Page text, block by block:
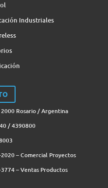
Industriales
Rosario / Argentina
/ 4390800
– Comercial Proyectos
– Ventas Productos